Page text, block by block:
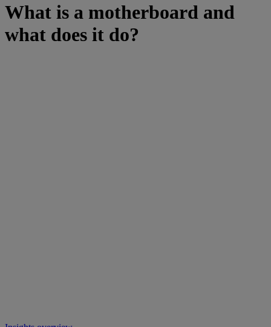
What is a motherboard and
what does it do?